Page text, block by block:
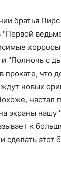
братья
"Первой
"Полночь с
прокате, что
новых
настал
экраны
к
сделать